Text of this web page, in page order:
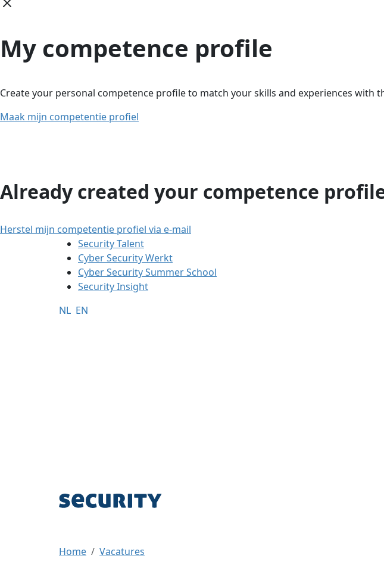
My competence profile
Create your personal competence profile to match your skills and experiences with
Maak mijn competentie profiel
Already created your competence
Herstel mijn competentie profiel via e-mail
Security Talent
Cyber Security Werkt
Cyber Security Summer School
Security Insight
NL EN
Home Vacatures